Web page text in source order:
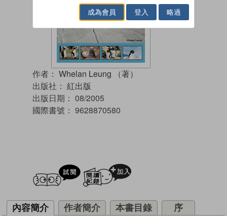
作者： Whelan Leung （著）
出版社： 紅出版
出版日期： 08/2005
國際書號： 9628870580
試閲
內容簡介 作者簡介 本書目錄 序
成為會員 登入 略過